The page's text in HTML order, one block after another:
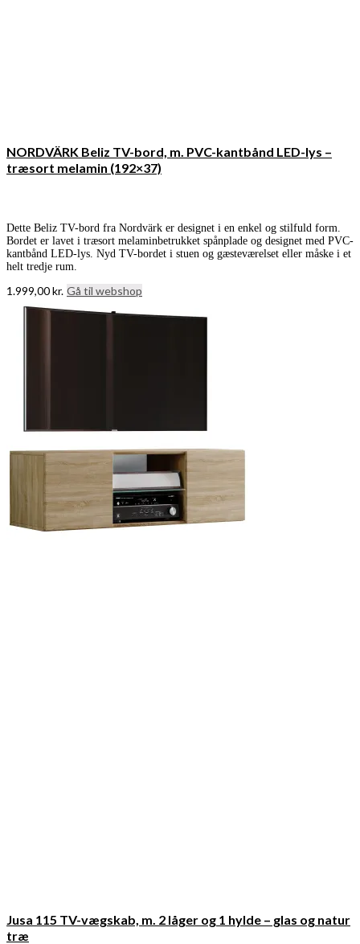
NORDVÄRK Beliz TV-bord, m. PVC-kantbånd LED-lys –
træsort melamin (192×37)
Dette Beliz TV-bord fra Nordvärk er designet i en enkel og stilfuld form.
Bordet er lavet i træsort melaminbetrukket spånplade og designet med PVC-
kantbånd LED-lys. Nyd TV-bordet i stuen og gæsteværelset eller måske i et
helt tredje rum.
1.999,00kr. Gå til webshop
Jusa 115 TV-vægskab, m. 2 låger og 1 hylde – glas og natur
træ